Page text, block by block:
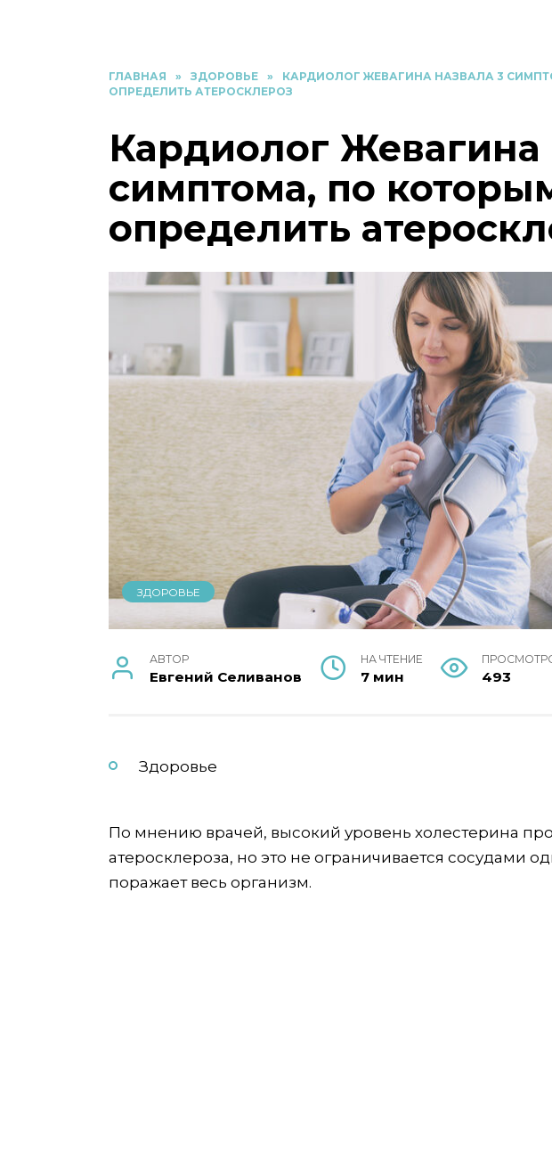
ГЛАВНАЯ » ЗДОРОВЬЕ »
КАРДИОЛОГ ЖЕВАГИНА НАЗВАЛА 3
ОПРЕДЕЛИТЬ АТЕРОСКЛЕРОЗ
Кардиолог Жевагина
симптома, по
определить
ЗДОРОВЬЕ
АВТОР
Евгений Селиванов
НА ЧТЕНИЕ
7 мин 493
Здоровье
По мнению врачей, высокий уровень холестерина
атеросклероза, но это не ограничивается сосудами
поражает весь организм.